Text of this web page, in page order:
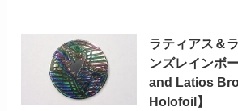
ラティアス＆
ンズレインボ
and Latios
Holofoil】